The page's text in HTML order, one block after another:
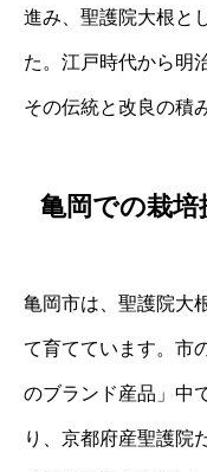
進み、聖護院大根と
た。江戸時代から明
その伝統と改良の積
亀岡での栽
亀岡市は、聖護院大
て育てています。市
のブランド産品」中
り、京都府産聖護院